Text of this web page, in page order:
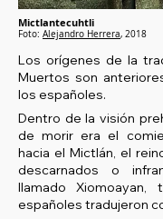
Mictlantecuhtli
Foto: Alejandro Herrera, 2018
Los orígenes de la
Muertos son
los españoles.
Dentro de la visión
de morir era el
hacia el Mictlán, el
descarnados o
llamado Xiomoayan,
españoles tradujeron